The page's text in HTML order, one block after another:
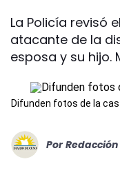
La Policía revisó
atacante de la
esposa y su hijo.
Difunden fotos de la
Por